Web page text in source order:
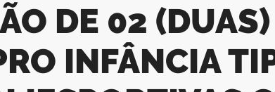
INFÂNCIA